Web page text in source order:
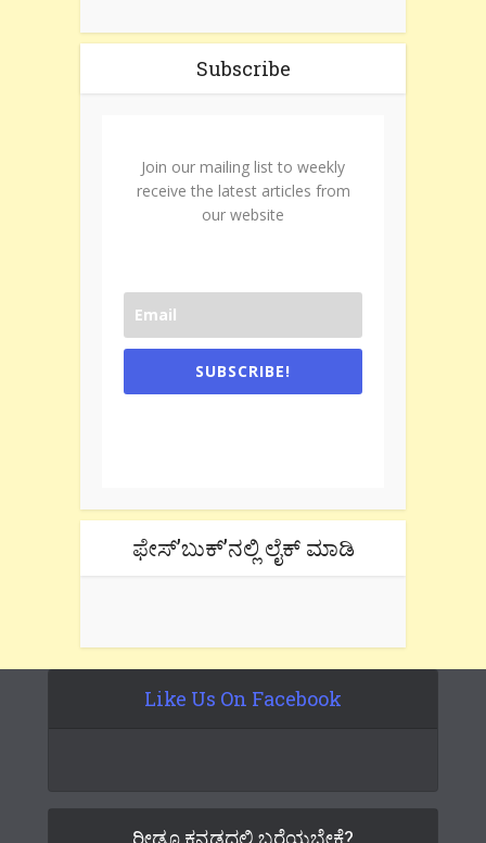
Subscribe
Join our mailing list to weekly
receive the latest articles from
our website
SUBSCRIBE!
ಫೇಸ್’ಬುಕ್’ನಲ್ಲಿ ಲೈಕ್ ಮಾಡಿ
Like Us On Facebook
ರೀಡೂ ಕನ್ನಡದಲ್ಲಿ ಬರೆಯಬೇಕೆ?